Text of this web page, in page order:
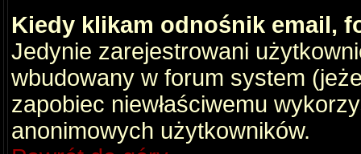
Kiedy klikam odnośnik email,
Jedynie zarejestrowani
wbudowany w forum system
zapobiec niewłaściwemu
anonimowych użytkowników.